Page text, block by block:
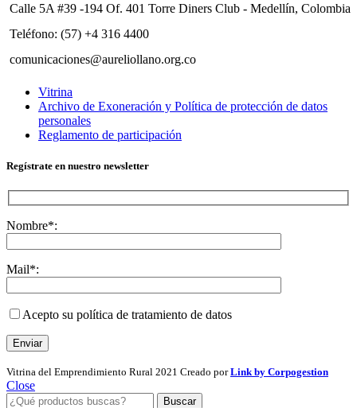
Calle 5A #39 -194 Of. 401 Torre Diners Club - Medellín, Colombia
Teléfono: (57) +4 316 4400
comunicaciones@aureliollano.org.co
Vitrina
Archivo de Exoneración y Política de protección de datos
personales
Reglamento de participación
Regístrate en nuestro newsletter
Nombre*:
Mail*:
Acepto su política de tratamiento de datos
Vitrina del Emprendimiento Rural 2021 Creado porLink by Corpogestion
Close
Buscar